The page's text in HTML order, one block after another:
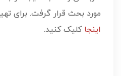
مورد بحث قرار گرفت. برای
اینجا کلیک کنید.